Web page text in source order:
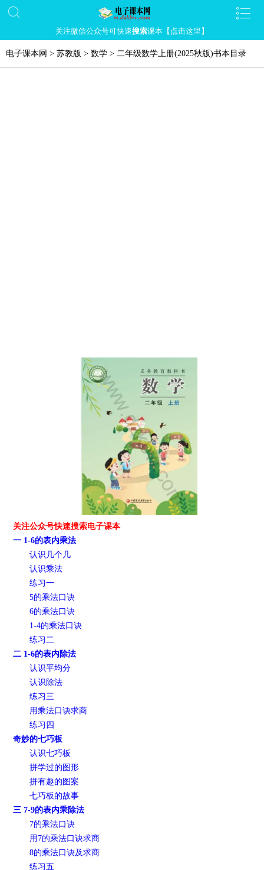
关注微信公众号可快速搜索课本【点击这里】
电子课本网 > 苏教版 > 数学 > 二年级数学上册(2025秋版)书本目录
关注公众号快速搜索电子课本
一 1-6的表内乘法
认识几个几
认识乘法
练习一
5的乘法口诀
6的乘法口诀
1-4的乘法口诀
练习二
二 1-6的表内除法
认识平均分
认识除法
练习三
用乘法口诀求商
练习四
奇妙的七巧板
认识七巧板
拼学过的图形
拼有趣的图案
七巧板的故事
三 7-9的表内乘除法
7的乘法口诀
用7的乘法口诀求商
8的乘法口诀及求商
练习五